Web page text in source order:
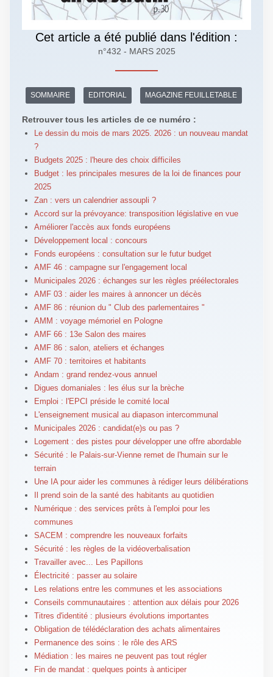
Cet article a été publié dans l'édition :
n°432 - MARS 2025
SOMMAIRE EDITORIAL MAGAZINE FEUILLETABLE
Retrouver tous les articles de ce numéro :
Le dessin du mois de mars 2025. 2026 : un nouveau mandat
?
Budgets 2025 : l'heure des choix difficiles
Budget : les principales mesures de la loi de finances pour
2025
Zan : vers un calendrier assoupli ?
Accord sur la prévoyance: transposition législative en vue
Améliorer l'accès aux fonds européens
Développement local : concours
Fonds européens : consultation sur le futur budget
AMF 46 : campagne sur l'engagement local
Municipales 2026 : échanges sur les règles préélectorales
AMF 03 : aider les maires à annoncer un décès
AMF 86 : réunion du " Club des parlementaires "
AMM : voyage mémoriel en Pologne
AMF 66 : 13e Salon des maires
AMF 86 : salon, ateliers et échanges
AMF 70 : territoires et habitants
Andam : grand rendez-vous annuel
Digues domaniales : les élus sur la brèche
Emploi : l'EPCI préside le comité local
L'enseignement musical au diapason intercommunal
Municipales 2026 : candidat(e)s ou pas ?
Logement : des pistes pour développer une offre abordable
Sécurité : le Palais-sur-Vienne remet de l'humain sur le
terrain
Une IA pour aider les communes à rédiger leurs délibérations
Il prend soin de la santé des habitants au quotidien
Numérique : des services prêts à l'emploi pour les
communes
SACEM : comprendre les nouveaux forfaits
Sécurité : les règles de la vidéoverbalisation
Travailler avec... Les Papillons
Électricité : passer au solaire
Les relations entre les communes et les associations
Conseils communautaires : attention aux délais pour 2026
Titres d'identité : plusieurs évolutions importantes
Obligation de télédéclaration des achats alimentaires
Permanence des soins : le rôle des ARS
Médiation : les maires ne peuvent pas tout régler
Fin de mandat : quelques points à anticiper